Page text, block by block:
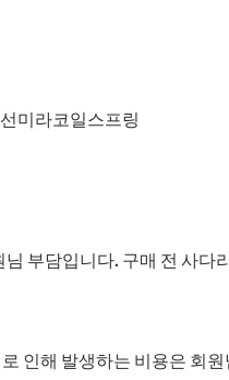
미라코일스프링
부담입니다. 구매 전 사다
인해 발생하는 비용은 회